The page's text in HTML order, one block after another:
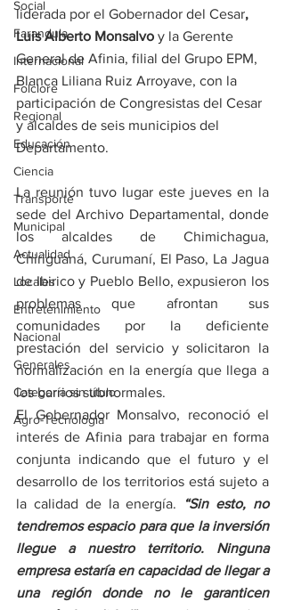
Social
Farandula
Internacional
Folclore
Regional
Educación
Ciencia
Transporte
Municipal
Actualidad
Locales
Entretenimiento
Nacional
Generales
Categoría sin título
Agro-Tecnología
liderada por el Gobernador del Cesar,
Luis Alberto Monsalvo y la Gerente
General de Afinia, filial del Grupo EPM,
Blanca Liliana Ruiz Arroyave, con la
participación de Congresistas del Cesar
y alcaldes de seis municipios del
Departamento.
La reunión tuvo lugar este jueves en la
sede del Archivo Departamental, donde
los alcaldes de Chimichagua,
Chiriguaná, Curumaní, El Paso, La Jagua
de Ibirico y Pueblo Bello, expusieron los
problemas que afrontan sus
comunidades por la deficiente
prestación del servicio y solicitaron la
normalización en la energía que llega a
los barrios subnormales.
El Gobernador Monsalvo, reconoció el
interés de Afinia para trabajar en forma
conjunta indicando que el futuro y el
desarrollo de los territorios está sujeto a
la calidad de la energía.
“Sin esto, no
tendremos espacio para que la inversión
llegue a nuestro territorio. Ninguna
empresa estaría en capacidad de llegar a
una región donde no le garanticen